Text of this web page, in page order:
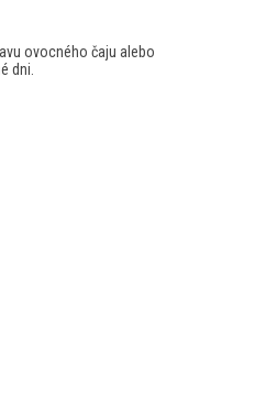
ovocného čaju alebo
dni.